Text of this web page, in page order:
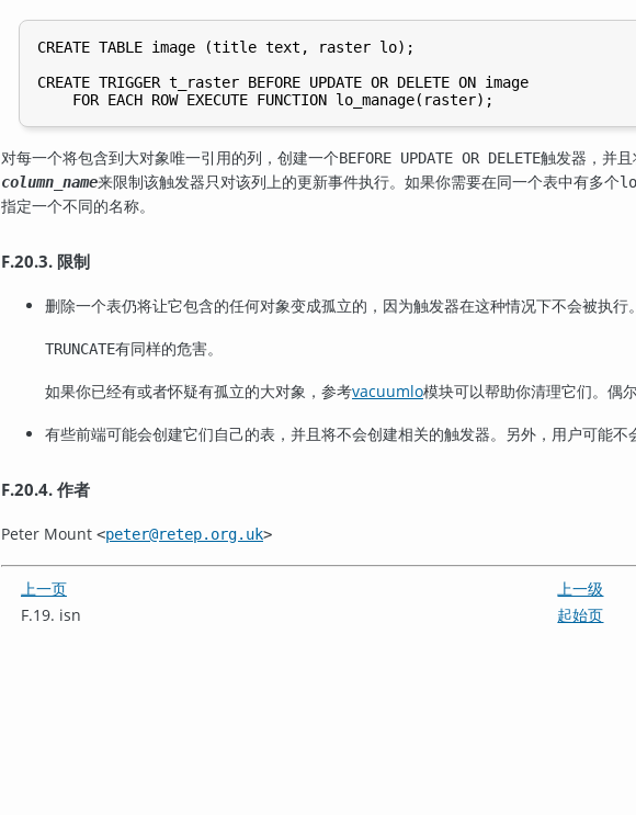
CREATE TABLE image (title text, raster lo);
CREATE TRIGGER t_raster BEFORE UPDATE OR DELETE ON image
对每一个将包含到大对象唯一引用的列，创建一个BEFORE UPDATE OR DELETE触发器，并
column_name来限制该触发器只对该列上的更新事件执行。如果你需要在同一个表中有多个lo
指定一个不同的名称。
F.20.3. 限制
删除一个表仍将让它包含的任何对象变成孤立的，因为触发器在这种情况下不会被执行
TRUNCATE有同样的危害。
如果你已经有或者怀疑有孤立的大对象，参考vacuumlo模块可以帮助你清理它们。偶
有些前端可能会创建它们自己的表，并且将不会创建相关的触发器。另外，用户可能不
F.20.4. 作者
Peter Mount <peter@retep.org.uk>
上一页 上一级
F.19. isn
起始页